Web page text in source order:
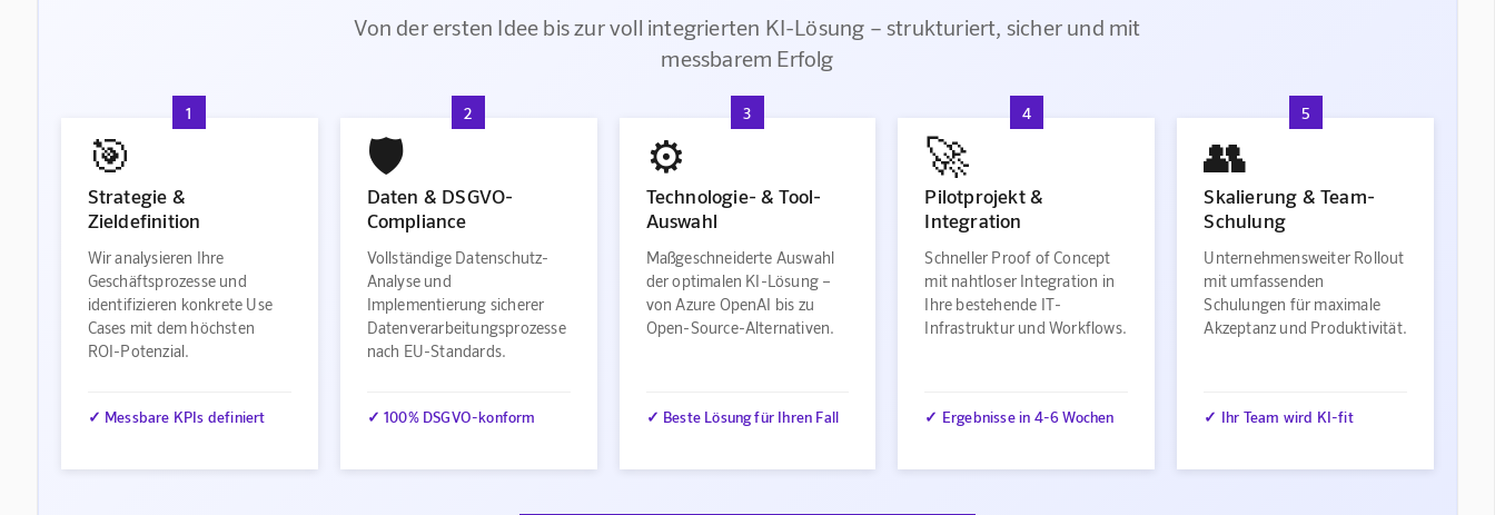
Von der ersten Idee bis zur voll integrierten KI-Lösung – strukturiert, sicher und mit
messbarem Erfolg
1
🎯
Strategie &
Zieldefinition
Wir analysieren Ihre
Geschäftsprozesse und
identifizieren konkrete Use
Cases mit dem höchsten
ROI-Potenzial.
✓ Messbare KPIs definiert
2
🛡️
Daten & DSGVO-
Compliance
Vollständige Datenschutz-
Analyse und
Implementierung sicherer
Datenverarbeitungsprozesse
nach EU-Standards.
✓ 100% DSGVO-konform
3
⚙️
Technologie- & Tool-
Auswahl
Maßgeschneiderte Auswahl
der optimalen KI-Lösung –
von Azure OpenAI bis zu
Open-Source-Alternativen.
✓ Beste Lösung für Ihren Fall
4
🚀
Pilotprojekt &
Integration
Schneller Proof of Concept
mit nahtloser Integration in
Ihre bestehende IT-
Infrastruktur und Workflows.
✓ Ergebnisse in 4-6 Wochen
5
👥
Skalierung & Team-
Schulung
Unternehmensweiter Rollout
mit umfassenden
Schulungen für maximale
Akzeptanz und Produktivität.
✓ Ihr Team wird KI-fit